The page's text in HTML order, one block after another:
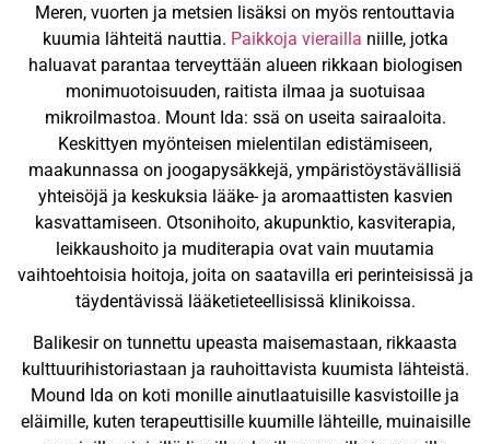
Meren, vuorten ja metsien lisäksi on myös rentouttavia
kuumia lähteitä nauttia. Paikkoja vierailla niille, jotka
haluavat parantaa terveyttään alueen rikkaan biologisen
monimuotoisuuden, raitista ilmaa ja suotuisaa
mikroilmastoa. Mount Ida: ssä on useita sairaaloita.
Keskittyen myönteisen mielentilan edistämiseen,
maakunnassa on joogapysäkkejä, ympäristöystävällisiä
yhteisöjä ja keskuksia lääke- ja aromaattisten kasvien
kasvattamiseen. Otsonihoito, akupunktio, kasviterapia,
leikkaushoito ja muditerapia ovat vain muutamia
vaihtoehtoisia hoitoja, joita on saatavilla eri perinteisissä ja
täydentävissä lääketieteellisissä klinikoissa.
Balikesir on tunnettu upeasta maisemastaan, rikkaasta
kulttuurihistoriastaan ja rauhoittavista kuumista lähteistä.
Mound Ida on koti monille ainutlaatuisille kasvistoille ja
eläimille, kuten terapeuttisille kuumille lähteille, muinaisille